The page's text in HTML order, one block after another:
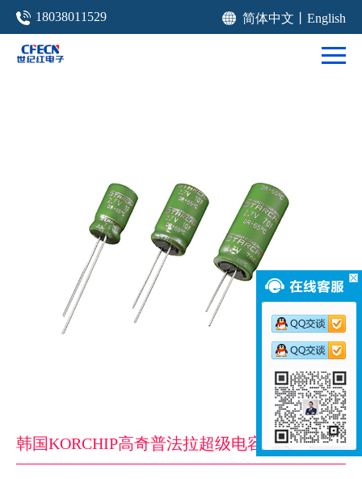
18038011529 简体中文 English
韩国KORCHIP高奇普法拉超级电容DR2R7505S 2.7V-5F 10*20*5​